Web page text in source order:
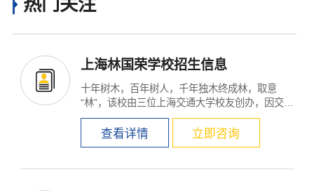
上海林国荣学校招生信息
十年树木，百年树人，千年独木终成林，取意
“林”，该校由三位上海交通大学校友创办，因交大
校训...
查看详情 立即咨询